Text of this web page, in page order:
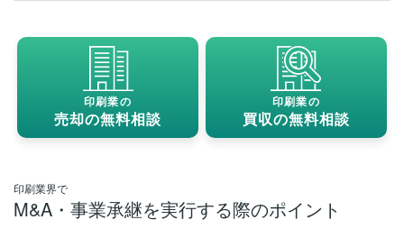
印刷業の
売却の無料相談
印刷業の
買収の無料相談
印刷業界で
M&A・事業承継を実行する際のポイント